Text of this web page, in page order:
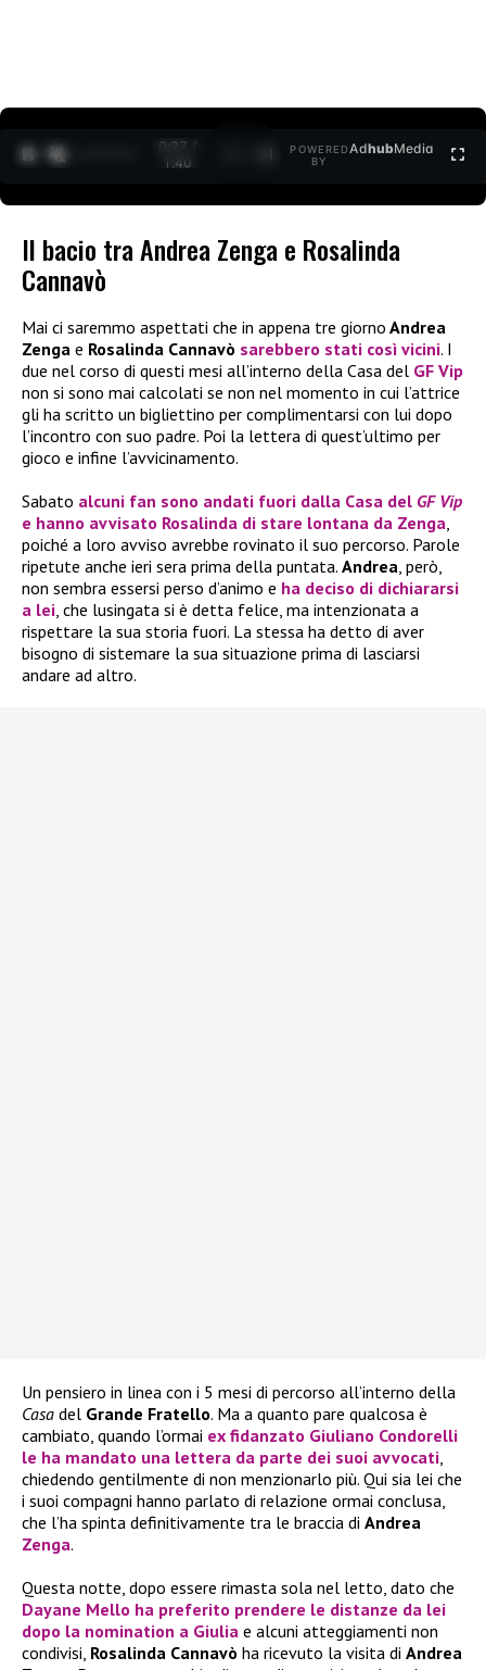
0:28 /
1:40
POWERED
BY
AdhubMedia
Il bacio tra Andrea Zenga e Rosalinda
Cannavò
Mai ci saremmo aspettati che in appena tre giorno Andrea
Zenga e Rosalinda Cannavò sarebbero stati così vicini. I
due nel corso di questi mesi all’interno della Casa del GF Vip
non si sono mai calcolati se non nel momento in cui l’attrice
gli ha scritto un bigliettino per complimentarsi con lui dopo
l’incontro con suo padre. Poi la lettera di quest’ultimo per
gioco e infine l’avvicinamento.
Sabato alcuni fan sono andati fuori dalla Casa del GF Vip
e hanno avvisato Rosalinda di stare lontana da Zenga,
poiché a loro avviso avrebbe rovinato il suo percorso. Parole
ripetute anche ieri sera prima della puntata. Andrea, però,
non sembra essersi perso d’animo e ha deciso di dichiararsi
a lei, che lusingata si è detta felice, ma intenzionata a
rispettare la sua storia fuori. La stessa ha detto di aver
bisogno di sistemare la sua situazione prima di lasciarsi
andare ad altro.
Un pensiero in linea con i 5 mesi di percorso all’interno della
Casa del Grande Fratello. Ma a quanto pare qualcosa è
cambiato, quando l’ormai ex fidanzato Giuliano Condorelli
le ha mandato una lettera da parte dei suoi avvocati,
chiedendo gentilmente di non menzionarlo più. Qui sia lei che
i suoi compagni hanno parlato di relazione ormai conclusa,
che l’ha spinta definitivamente tra le braccia di Andrea
Zenga.
Questa notte, dopo essere rimasta sola nel letto, dato che
Dayane Mello ha preferito prendere le distanze da lei
dopo la nomination a Giulia e alcuni atteggiamenti non
condivisi, Rosalinda Cannavò ha ricevuto la visita di Andrea